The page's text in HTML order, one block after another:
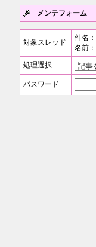
メンテフォーム
対象スレッド
件名：
名前：
処理選択
パスワード